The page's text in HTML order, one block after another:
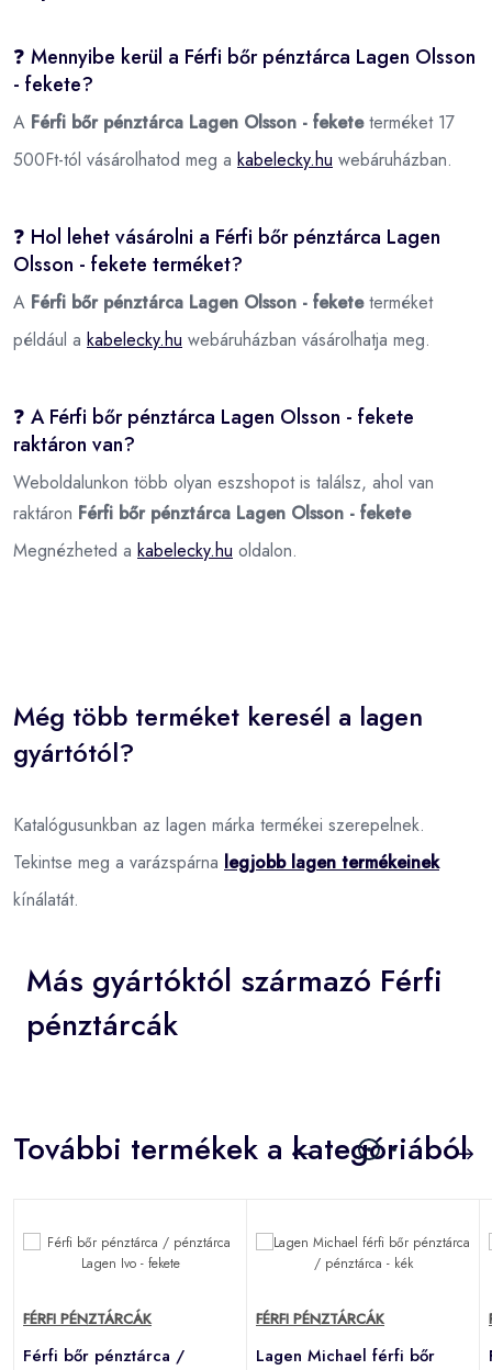
❓ Mennyibe kerül a Férfi bőr pénztárca Lagen Olsson
- fekete?
A Férfi bőr pénztárca Lagen Olsson - feketeterméket 17
500Ft-tól vásárolhatod meg a kabelecky.hu webáruházban.
❓ Hol lehet vásárolni a Férfi bőr pénztárca Lagen
Olsson - fekete terméket?
A Férfi bőr pénztárca Lagen Olsson - feketeterméket
például a kabelecky.hu webáruházban vásárolhatja meg.
❓ A Férfi bőr pénztárca Lagen Olsson - fekete
raktáron van?
Weboldalunkon több olyan eszshopot is találsz, ahol van
raktáron Férfi bőr pénztárca Lagen Olsson - fekete
Megnézheted a kabelecky.hu oldalon.
Még több terméket keresél a lagen
gyártótól?
Katalógusunkban az lagen márka termékei szerepelnek.
Tekintse meg a varázspárna legjobb lagen termékeinek
kínálatát.
Más gyártóktól származó Férfi
pénztárcák
További termékek a kategóriából
FÉRFI PÉNZTÁRCÁK
Férfi bőr pénztárca /
FÉRFI PÉNZTÁRCÁK
Lagen Michael férfi bőr